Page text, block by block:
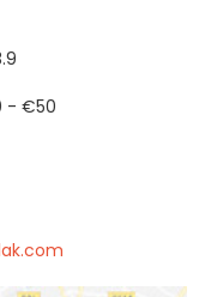
- €50